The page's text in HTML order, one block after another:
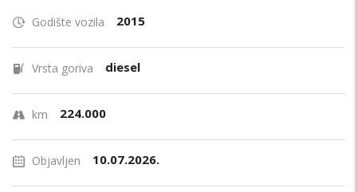
Godište vozila 2015
Vrsta goriva diesel
km 224.000
Objavljen 10.07.2026.